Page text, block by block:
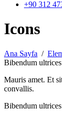
+90 312
Icons
Ana Sayfa /
Bibendum
Mauris amet. Et
convallis.
Bibendum